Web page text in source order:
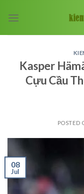
Kasper
Cựu Cầu
POSTED
08
Jul